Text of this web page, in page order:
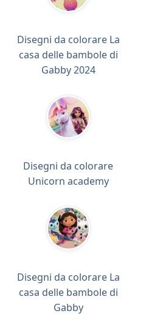
Disegni da colorare La
casa delle bambole di
Gabby 2024
Disegni da colorare
Unicorn academy
Disegni da colorare La
casa delle bambole di
Gabby